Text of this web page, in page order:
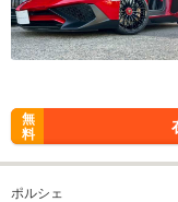
無
料
ポルシェ